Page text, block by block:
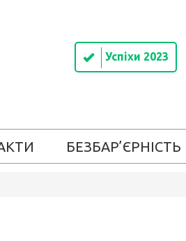
Успіхи 2023
БЕЗБАР’ЄРНІСТЬ